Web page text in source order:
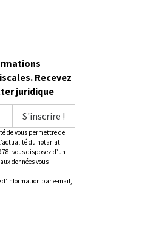
Recevez
juridique
S'inscrire !
de vous permettre de
du notariat.
vous disposez d’un
données vous
d’information par e-mail,